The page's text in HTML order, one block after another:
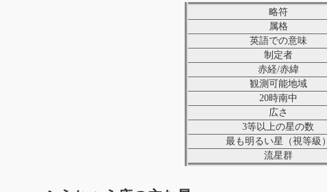
略符
属格
英語での意味
制定者
赤経/赤緯
観測可能地域
20時南中
広さ
3等以上の星の数
最も明るい星（視等級）
流星群